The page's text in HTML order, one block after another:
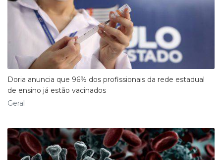
Doria anuncia que 96% dos profissionais da rede estadual
de ensino já estão vacinados
Geral